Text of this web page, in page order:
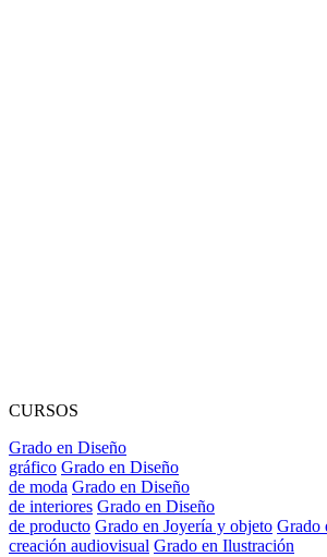
CURSOS
Grado en Diseño
gráfico Grado en Diseño
de moda Grado en Diseño
de interiores Grado en Diseño
de producto Grado en Joyería y objeto Grado
creación audiovisual Grado en Ilustración